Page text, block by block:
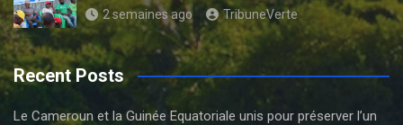
2 semaines ago TribuneVerte
Recent Posts
Le Cameroun et la Guinée Equatoriale unis pour préserver l’un